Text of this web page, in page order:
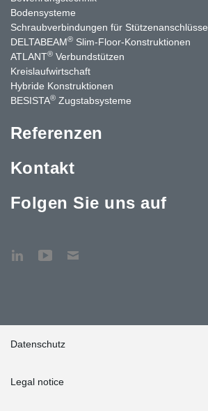
Bodensysteme
Schraubverbindungen für Stützen­anschlüsse
DELTABEAM® Slim-Floor-Konstruktionen
ATLANT® Verbundstützen
Kreislaufwirtschaft
Hybride Konstruktionen
BESISTA® Zugstabsysteme
Referenzen
Kontakt
Folgen Sie uns auf
Datenschutz
Legal notice